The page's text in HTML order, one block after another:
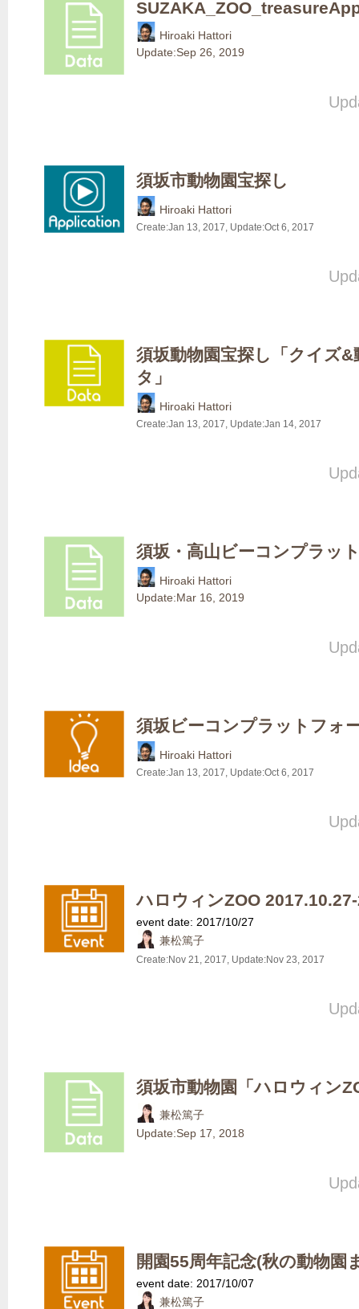
Hiroaki Hattori
Update:Sep 26, 2019
須坂市動物園宝探し
Hiroaki Hattori
Create:Jan 13, 2017, Update:Oct 6, 2017
須坂動物園宝探し「クイズ
タ」
Hiroaki Hattori
Create:Jan 13, 2017, Update:Jan 14, 2017
須坂・高山ビーコンプラッ
Hiroaki Hattori
Update:Mar 16, 2019
須坂ビーコンプラットフォ
Hiroaki Hattori
Create:Jan 13, 2017, Update:Oct 6, 2017
ハロウィンZOO
event date: 2017/10/27
兼松篤子
Create:Nov 21, 2017, Update:Nov 23, 2017
須坂市動物園「ハロウィン
兼松篤子
Update:Sep 17, 2018
開園55周年記念(秋の動物園
event date: 2017/10/07
兼松篤子